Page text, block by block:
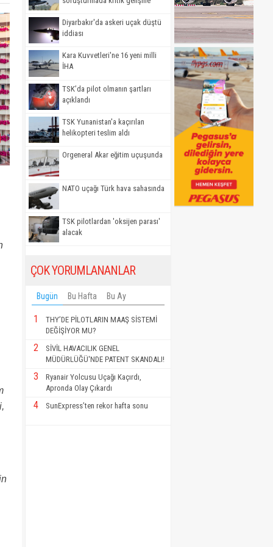
Diyarbakır'da askeri uçak düştü
iddiası
Kara Kuvvetleri'ne 16 yeni milli
İHA
TSK’da pilot olmanın şartları
açıklandı
TSK Yunanistan'a kaçırılan
helikopteri teslim aldı
Orgeneral Akar eğitim uçuşunda
NATO uçağı Türk hava sahasında
TSK pilotlardan 'oksijen parası'
alacak
ÇOK YORUMLANANLAR
Bugün Bu Hafta Bu Ay
1
THY’DE PİLOTLARIN MAAŞ SİSTEMİ
DEĞİŞİYOR MU?
2
SİVİL HAVACILIK GENEL
MÜDÜRLÜĞÜ'NDE PATENT SKANDALI!
3
Ryanair Yolcusu Uçağı Kaçırdı,
Apronda Olay Çıkardı
4 SunExpress’ten rekor hafta sonu